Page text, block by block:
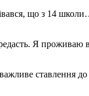
що з 14
Я проживаю
ставлення